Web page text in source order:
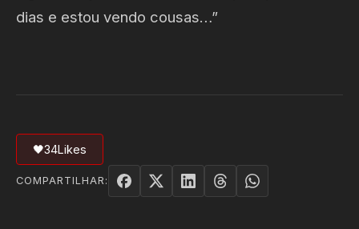
dias e estou vendo cousas…”
🖤34Likes
COMPARTILHAR: